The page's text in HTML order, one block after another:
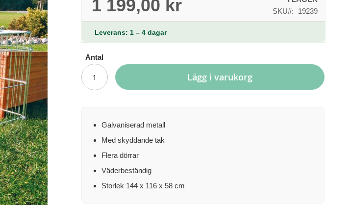
1 199,00 kr
SKU
19239
Leverans: 1 – 4 dagar
Antal
Lägg i varukorg
Galvaniserad metall
Med skyddande tak
Flera dörrar
Väderbeständig
Storlek 144 x 116 x 58 cm